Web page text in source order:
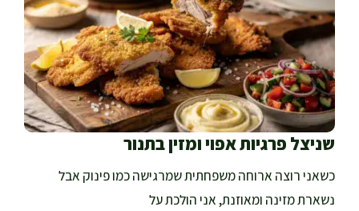
שניצל פרגיות אפוי ומזין בתנור
כשאני רוצה ארוחה משפחתית שמרגישה כמו פינוק אבל
נשארת מזינה ומאוזנת, אני הולכת על